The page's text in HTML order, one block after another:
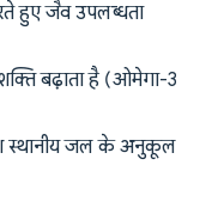
हुए जैव उपलब्धता
बढ़ाता है (ओमेगा-3
स्थानीय जल के अनुकूल